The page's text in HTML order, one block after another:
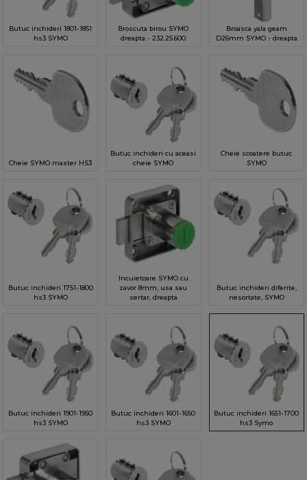
Butuc inchideri 1801-1851
hs3 SYMO
Broscuta birou SYMO
dreapta - 232.25.600
Broasca yala geam
D26mm SYMO - dreapta
Cheie SYMO master HS3
Butuc inchideri cu aceasi
cheie SYMO
Cheie scoatere butuc
SYMO
Butuc inchideri 1751-1800
hs3 SYMO
Incuietoare SYMO cu
zavor 8mm, usa sau
sertar, dreapta
Butuc inchideri diferite,
nesortate, SYMO
Butuc inchideri 1901-1950
hs3 SYMO
Butuc inchideri 1601-1650
hs3 SYMO
Butuc inchideri 1651-1700
hs3 Symo